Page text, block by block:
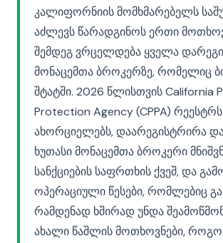
კალიფორნიის მომხმარებელს
აძლევს წარადგინოს ერთი
შემდეგ ვრცელდება ყველა
მონაცემთა ბროკერზე, რომელიც
შტატში. 2026 წლისთვის California
Protection Agency (CPPA)
ახორციელებს, დაარეგისტრირა
ხუთასი მონაცემთა ბროკერი
სანქციების საფრთხის ქვეშ, და
ოპერაციული წესები, რომლებიც
რამდენად ხშირად უნდა
ახალი წაშლის მოთხოვნები,